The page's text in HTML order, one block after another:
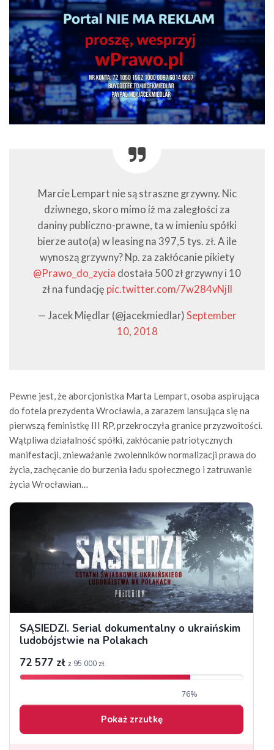
Marcie Lempart nie są straszne grzywny. Nic
dziwnego, skoro mimo iż ma zaległości za
daniny publiczno-prawne, ta w imieniu spółki
bierze auto(a) w leasing na 397,5 tys. zł. A ile
wynoszą grzywny? Np. za zakłócanie pikiety
@Prawo_do_zycia dostała 500 zł grzywny i 10
zł na fundację pic.twitter.com/7w284vNjIl
— Jacek Międlar (@jacekmiedlar) September
10, 2018
Pewne jest, że aborcjonistka Marta Lempart, osoba aspirująca
do fotela prezydenta Wrocławia, a zarazem lansująca się na
pierwszą feministkę III RP, przekroczyła granice przyzwoitości.
Wątpliwa działalność spółki, zakłócanie patriotycznych
manifestacji, znieważanie zwolenników normalizacji prawa do
życia, zachęcanie do burzenia ładu społecznego i zatruwanie
życia Wrocławian…